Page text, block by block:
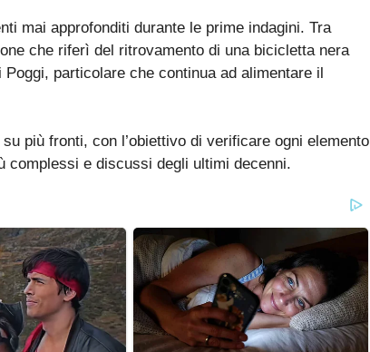
mai approfonditi durante le prime indagini. Tra
che riferì del ritrovamento di una bicicletta nera
particolare che continua ad alimentare il
più fronti, con l’obiettivo di verificare ogni elemento
complessi e discussi degli ultimi decenni.